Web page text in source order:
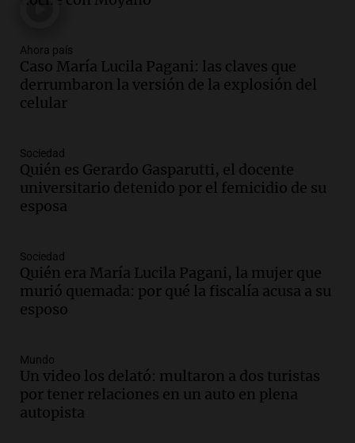
Panorama Federal
Audio.
El "Mono" de Kapanga
adelantó su show en Rosario.
Viva la Radio Rosario
Episodios
en suspenso a hombre por simular robo
de recaudación en San Luis
Panorama Federal
Episodios
ayuda por problemas de fertilidad y la
ostentación de millonarios
Amamos Argentina
Episodios
avanza con testimonios clave sobre el
accidente en Villa Dolores
Panorama Federal
Episodios
Ahora país
Caso María Lucila Pagani: las claves que
derrumbaron la versión de la explosión del
celular
Sociedad
Quién es Gerardo Gasparutti, el docente
universitario detenido por el femicidio de su
esposa
Sociedad
Quién era María Lucila Pagani, la mujer que
murió quemada: por qué la fiscalía acusa a su
esposo
Mundo
Un video los delató: multaron a dos turistas
por tener relaciones en un auto en plena
autopista